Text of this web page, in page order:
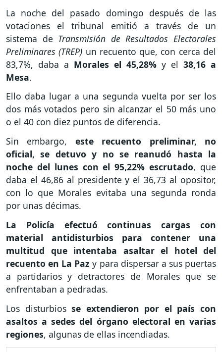
La noche del pasado domingo después de las
votaciones el tribunal emitió a través de un
sistema de Transmisión de Resultados Electorales
Preliminares (TREP) un recuento que, con cerca del
83,7%, daba a Morales el 45,28% y el 38,16 a
Mesa.
Ello daba lugar a una segunda vuelta por ser los
dos más votados pero sin alcanzar el 50 más uno
o el 40 con diez puntos de diferencia.
Sin embargo, este recuento preliminar, no
oficial, se detuvo y no se reanudó hasta la
noche del lunes con el 95,22% escrutado, que
daba el 46,86 al presidente y el 36,73 al opositor,
con lo que Morales evitaba una segunda ronda
por unas décimas.
La Policía efectuó continuas cargas con
material antidisturbios para contener una
multitud que intentaba asaltar el hotel del
recuento en La Paz y para dispersar a sus puertas
a partidarios y detractores de Morales que se
enfrentaban a pedradas.
Los disturbiosse extendieron por el país con
asaltos a sedes del órgano electoral en varias
regiones, algunas de ellas incendiadas.